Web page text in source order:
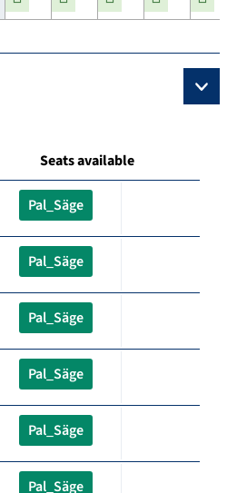
Seats available
Pal_Säge
Pal_Säge
Pal_Säge
Pal_Säge
Pal_Säge
Pal_Säge